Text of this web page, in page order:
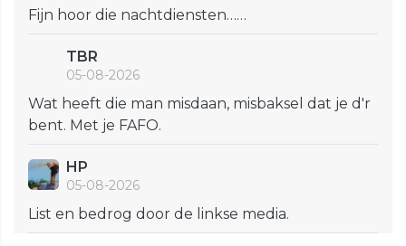
Fijn hoor die nachtdiensten……
TBR
05-08-2026
Wat heeft die man misdaan, misbaksel dat je d'r
bent. Met je FAFO.
HP
05-08-2026
List en bedrog door de linkse media.